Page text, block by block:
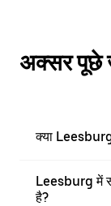
अक्सर पूछे
क्या
Leesburg में
है?